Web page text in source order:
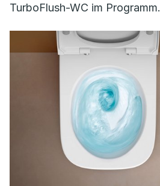
TurboFlush-WC im Programm.